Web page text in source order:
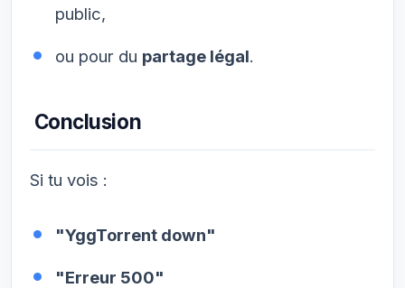
public,
ou pour du partage légal.
Conclusion
Si tu vois :
"YggTorrent down"
"Erreur 500"